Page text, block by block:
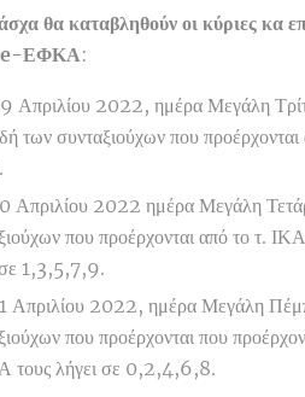
θα καταβληθούν οι κύριες κα
e-ΕΦΚΑ:
Απριλίου 2022, ημέρα Μεγάλη
των συνταξιούχων που
Απριλίου 2022 ημέρα Μεγάλη
που προέρχονται από το τ.
σε 1,3,5,7,9.
Απριλίου 2022, ημέρα Μεγάλη
που προέρχονται που
λήγει σε 0,2,4,6,8.